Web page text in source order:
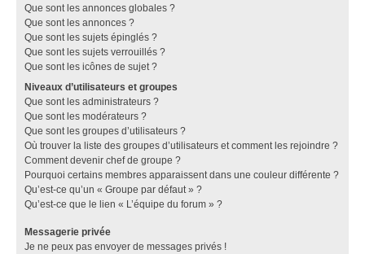
Que sont les annonces globales ?
Que sont les annonces ?
Que sont les sujets épinglés ?
Que sont les sujets verrouillés ?
Que sont les icônes de sujet ?
Niveaux d’utilisateurs et groupes
Que sont les administrateurs ?
Que sont les modérateurs ?
Que sont les groupes d’utilisateurs ?
Où trouver la liste des groupes d’utilisateurs et comment les rejoindre ?
Comment devenir chef de groupe ?
Pourquoi certains membres apparaissent dans une couleur différente ?
Qu’est-ce qu’un « Groupe par défaut » ?
Qu’est-ce que le lien « L’équipe du forum » ?
Messagerie privée
Je ne peux pas envoyer de messages privés !